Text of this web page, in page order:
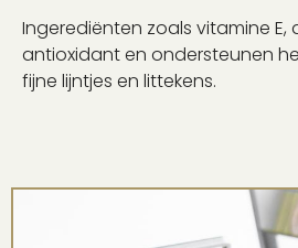
Ingerediënten zoals vitamine
antioxidant en ondersteunen
fijne lijntjes en littekens.